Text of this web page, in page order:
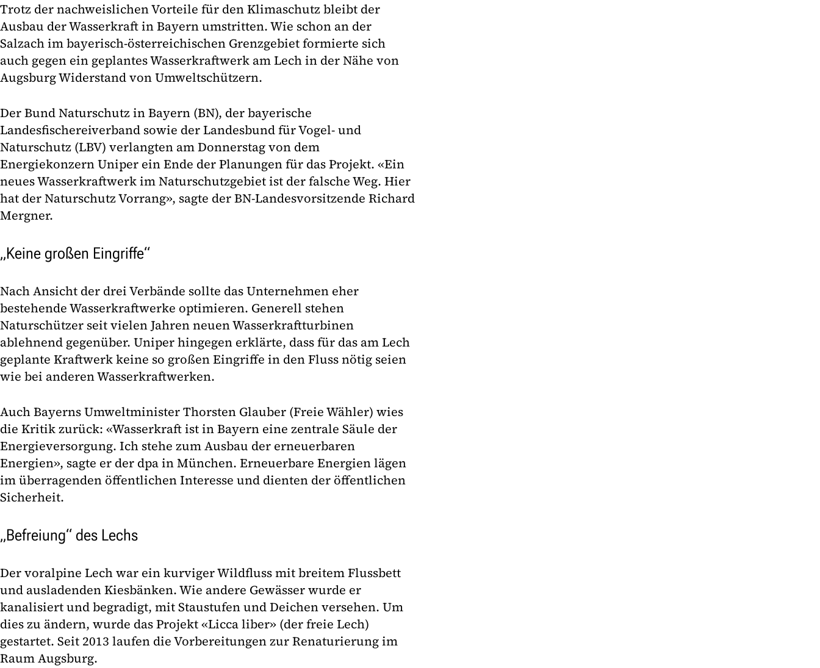
Trotz der nachweislichen Vorteile für den Klimaschutz bleibt der
Ausbau der Wasserkraft in Bayern umstritten. Wie schon an der
Salzach im bayerisch-österreichischen Grenzgebiet formierte sich
auch gegen ein geplantes Wasserkraftwerk am Lech in der Nähe von
Augsburg Widerstand von Umweltschützern.
Der Bund Naturschutz in Bayern (BN), der bayerische
Landesfischereiverband sowie der Landesbund für Vogel- und
Naturschutz (LBV) verlangten am Donnerstag von dem
Energiekonzern Uniper ein Ende der Planungen für das Projekt. «Ein
neues Wasserkraftwerk im Naturschutzgebiet ist der falsche Weg. Hier
hat der Naturschutz Vorrang», sagte der BN-Landesvorsitzende Richard
Mergner.
„Keine großen Eingriffe“
Nach Ansicht der drei Verbände sollte das Unternehmen eher
bestehende Wasserkraftwerke optimieren. Generell stehen
Naturschützer seit vielen Jahren neuen Wasserkraftturbinen
ablehnend gegenüber. Uniper hingegen erklärte, dass für das am Lech
geplante Kraftwerk keine so großen Eingriffe in den Fluss nötig seien
wie bei anderen Wasserkraftwerken.
Auch Bayerns Umweltminister Thorsten Glauber (Freie Wähler) wies
die Kritik zurück: «Wasserkraft ist in Bayern eine zentrale Säule der
Energieversorgung. Ich stehe zum Ausbau der erneuerbaren
Energien», sagte er der dpa in München. Erneuerbare Energien lägen
im überragenden öffentlichen Interesse und dienten der öffentlichen
Sicherheit.
„Befreiung“ des Lechs
Der voralpine Lech war ein kurviger Wildfluss mit breitem Flussbett
und ausladenden Kiesbänken. Wie andere Gewässer wurde er
kanalisiert und begradigt, mit Staustufen und Deichen versehen. Um
dies zu ändern, wurde das Projekt «Licca liber» (der freie Lech)
gestartet. Seit 2013 laufen die Vorbereitungen zur Renaturierung im
Raum Augsburg.